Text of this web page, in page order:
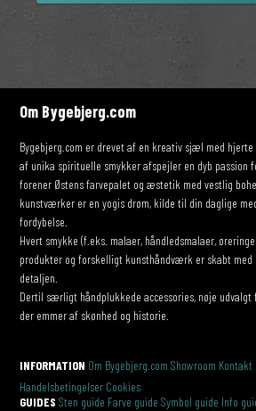
Om Bygebjerg.com
Bygebjerg.com er drevet af en kreativ sjæl med
af unika spirituelle smykker afspejler en dyb passion
forener Østens farvepalet og æstetik med vestlig
kunstværker er en yogis drøm, kilde til din daglige
fordybelse.
Hvert smykke (f.eks. malaer, håndledsmalaer,
produkter og forskelligt kunsthåndværk er skabt
detaljen.
Dertil særligt håndplukkede accessories, nøje
der emmer af skønhed og historie.
INFORMATION Om Bygebjerg.com Showroom Kontakt
Handelsbetingelser Cookies
GUIDES Sten guide Farve guide Symbol guide Info